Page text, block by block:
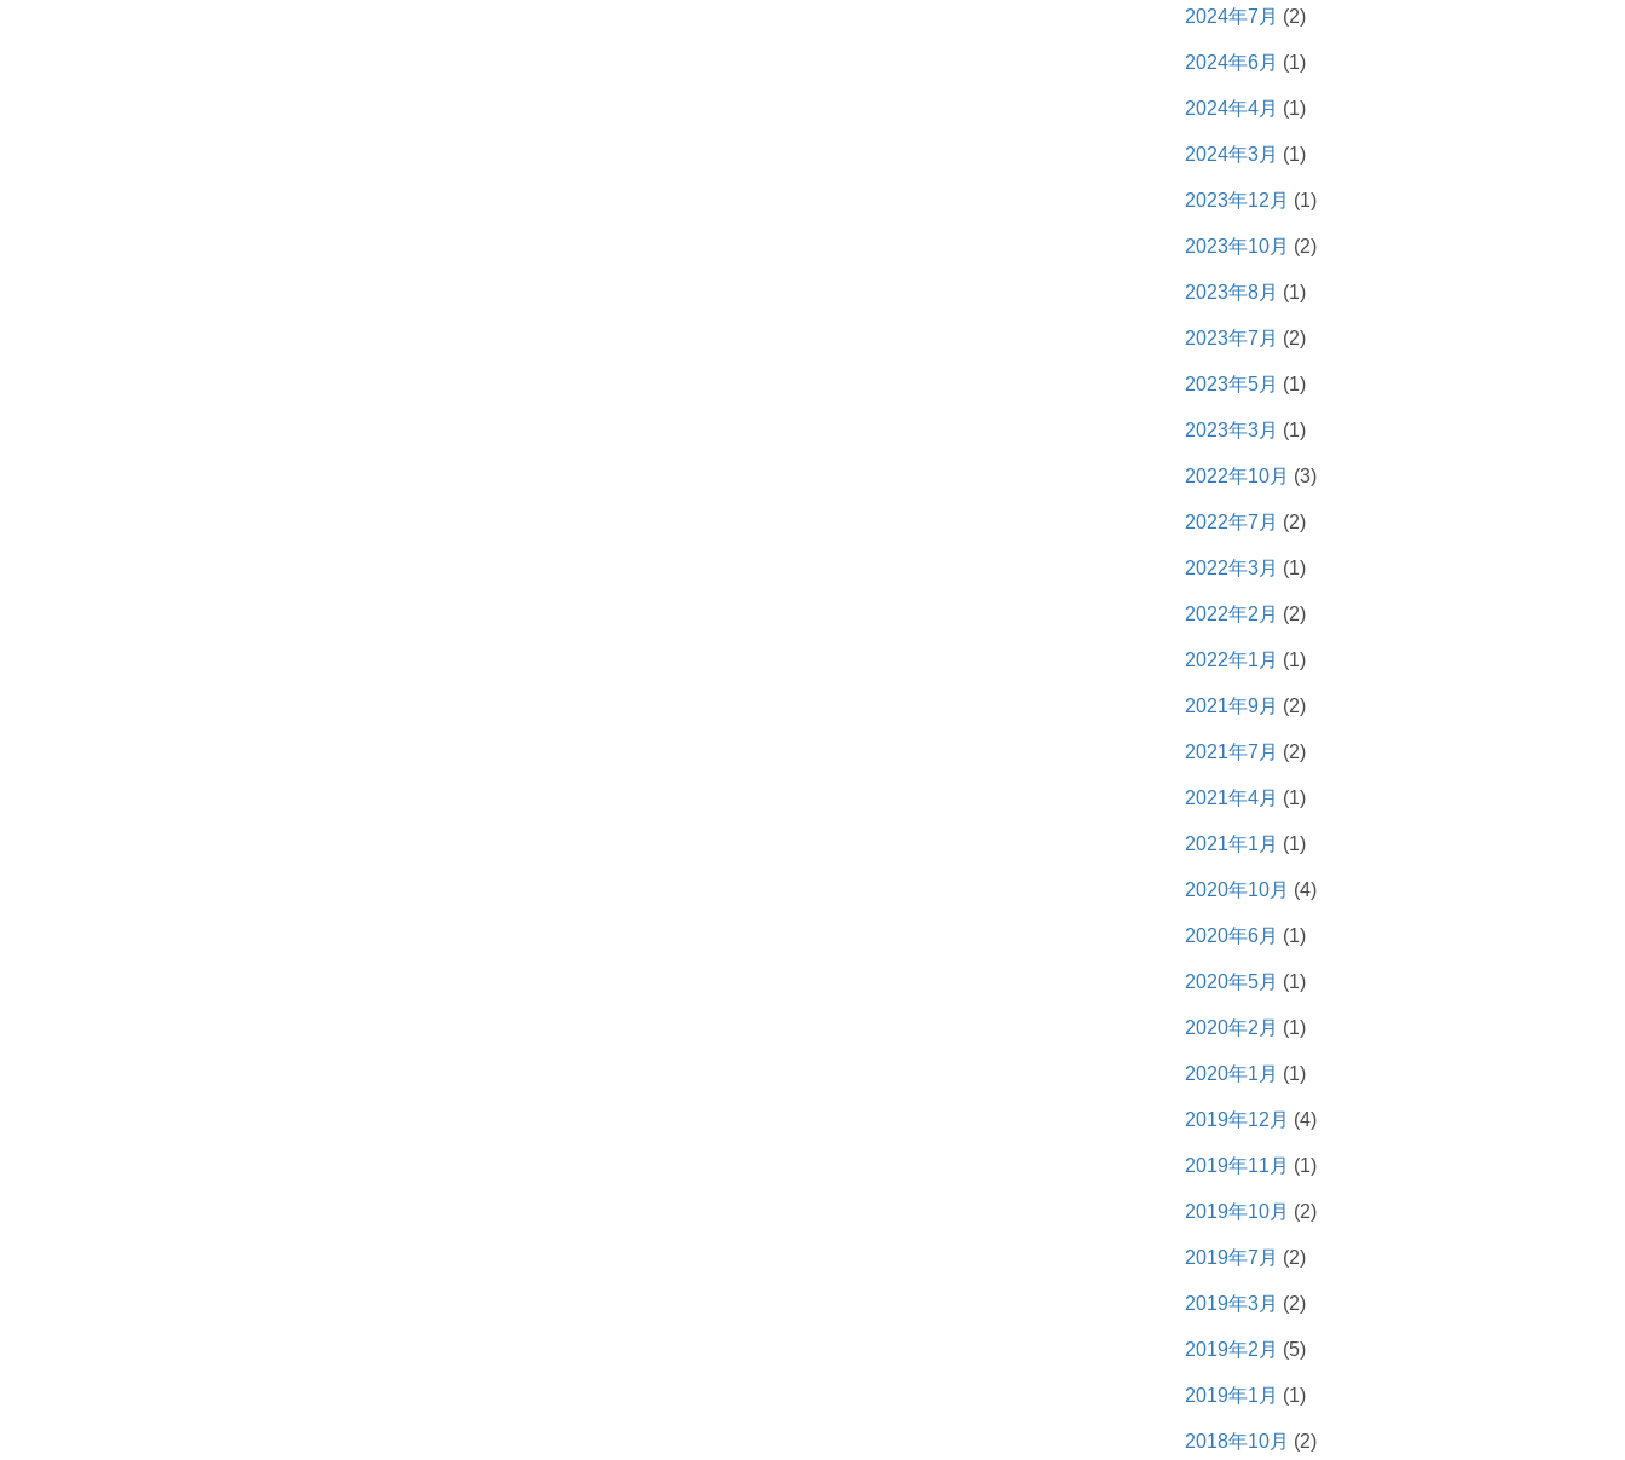
2024年7月 (2)
2024年6月 (1)
2024年4月 (1)
2024年3月 (1)
2023年12月 (1)
2023年10月 (2)
2023年8月 (1)
2023年7月 (2)
2023年5月 (1)
2023年3月 (1)
2022年10月 (3)
2022年7月 (2)
2022年3月 (1)
2022年2月 (2)
2022年1月 (1)
2021年9月 (2)
2021年7月 (2)
2021年4月 (1)
2021年1月 (1)
2020年10月 (4)
2020年6月 (1)
2020年5月 (1)
2020年2月 (1)
2020年1月 (1)
2019年12月 (4)
2019年11月 (1)
2019年10月 (2)
2019年7月 (2)
2019年3月 (2)
2019年2月 (5)
2019年1月 (1)
2018年10月 (2)